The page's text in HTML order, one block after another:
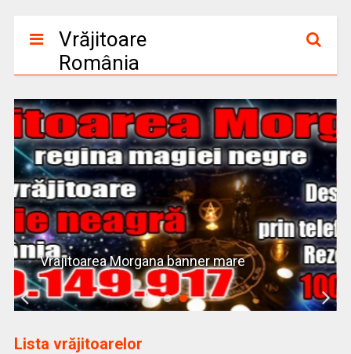
Vrăjitoare
România
Vrajitoarea Morgana banner mare
Lista vrăjitoarelor